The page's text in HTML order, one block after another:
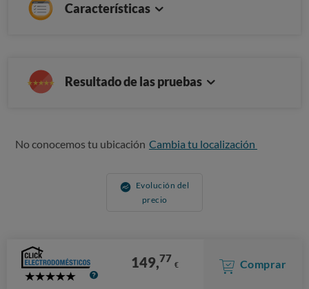
Características
Resultado de las pruebas
No conocemos tu ubicación Cambia tu localización
Evolución del
precio
5
149,77 € Comprar